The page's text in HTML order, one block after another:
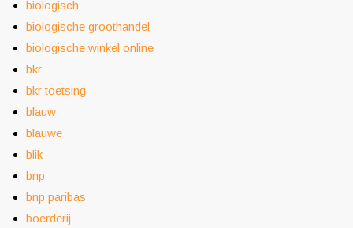
biologisch
biologische groothandel
biologische winkel online
bkr
bkr toetsing
blauw
blauwe
blik
bnp
bnp paribas
boerderij